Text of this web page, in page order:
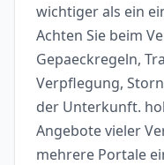
wichtiger als ein
Achten Sie beim
Gepaeckregeln,
Verpflegung,
der Unterkunft.
Angebote vieler
mehrere Portale